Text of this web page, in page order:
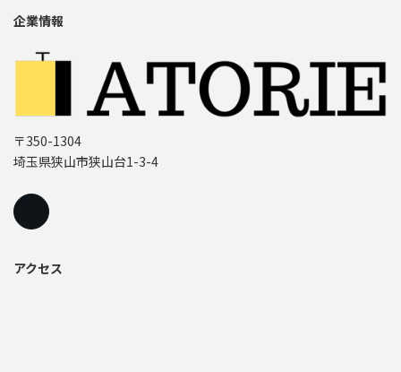
企業情報
〒350-1304
埼玉県狭山市狭山台1-3-4
アクセス